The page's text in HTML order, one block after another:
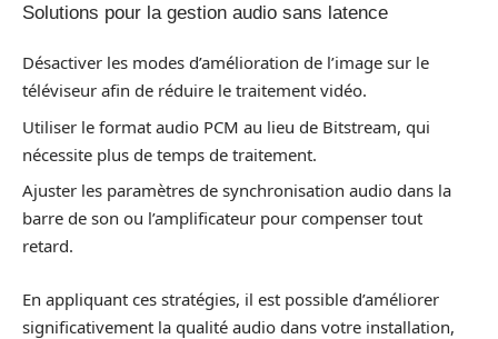
Solutions pour la gestion audio sans latence
Désactiver les modes d’amélioration de l’image sur le
téléviseur afin de réduire le traitement vidéo.
Utiliser le format audio PCM au lieu de Bitstream, qui
nécessite plus de temps de traitement.
Ajuster les paramètres de synchronisation audio dans la
barre de son ou l’amplificateur pour compenser tout
retard.
En appliquant ces stratégies, il est possible d’améliorer
significativement la qualité audio dans votre installation,